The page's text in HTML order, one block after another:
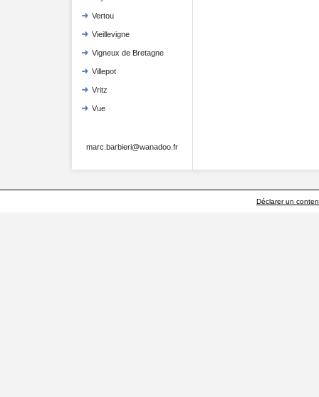
Vertou
Vieillevigne
Vigneux de Bretagne
Villepot
Vritz
Vue
marc.barbieri@wanadoo.fr
Déclarer un